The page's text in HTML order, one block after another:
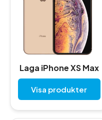
Laga iPhone XS Max
Visa produkter